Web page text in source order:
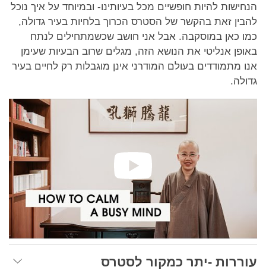
הנחישות להיות חופשיים מכל בעיותינו- ובמיוחד על איך נוכל
להבין זאת בהקשר של הסטרס הכרוך בלחיות בעיר גדולה,
כמו כאן במוסקבה. אבל אני חושב שכשמתחילים לנתח
באופן אנליטי את הנושא הזה, מגלים שרוב הבעיות שעימן
אנו מתמודדים בעולם המודרני אינן מוגבלות רק לחיים בעיר
גדולה.
עוררות -יתר כמקור לסטרס